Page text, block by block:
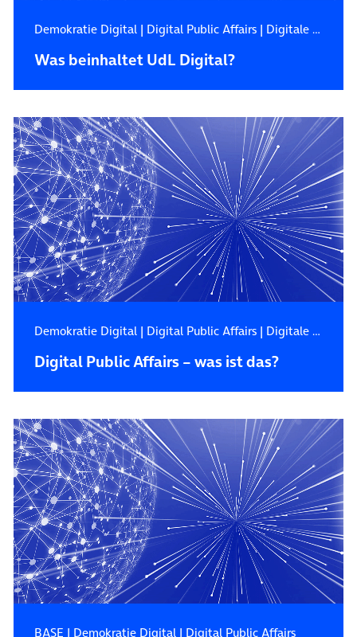
Demokratie Digital| Digital Public Affairs| Digitale Zukunft
Was beinhaltet UdL Digital?
Demokratie Digital| Digital Public Affairs| Digitale Zukunft
Digital Public Affairs – was ist das?
BASE | Demokratie Digital| Digital Public Affairs